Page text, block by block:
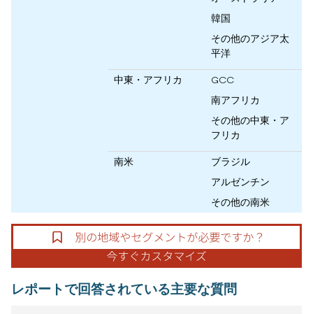
韓国
その他のアジア太
平洋
中東・アフリカ
GCC
南アフリカ
その他の中東・ア
フリカ
南米
ブラジル
アルゼンチン
その他の南米
レポートで回答されている主要な質問